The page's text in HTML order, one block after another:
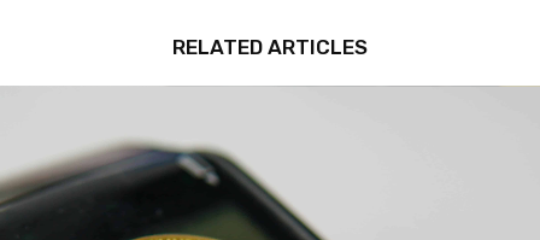
RELATED ARTICLES